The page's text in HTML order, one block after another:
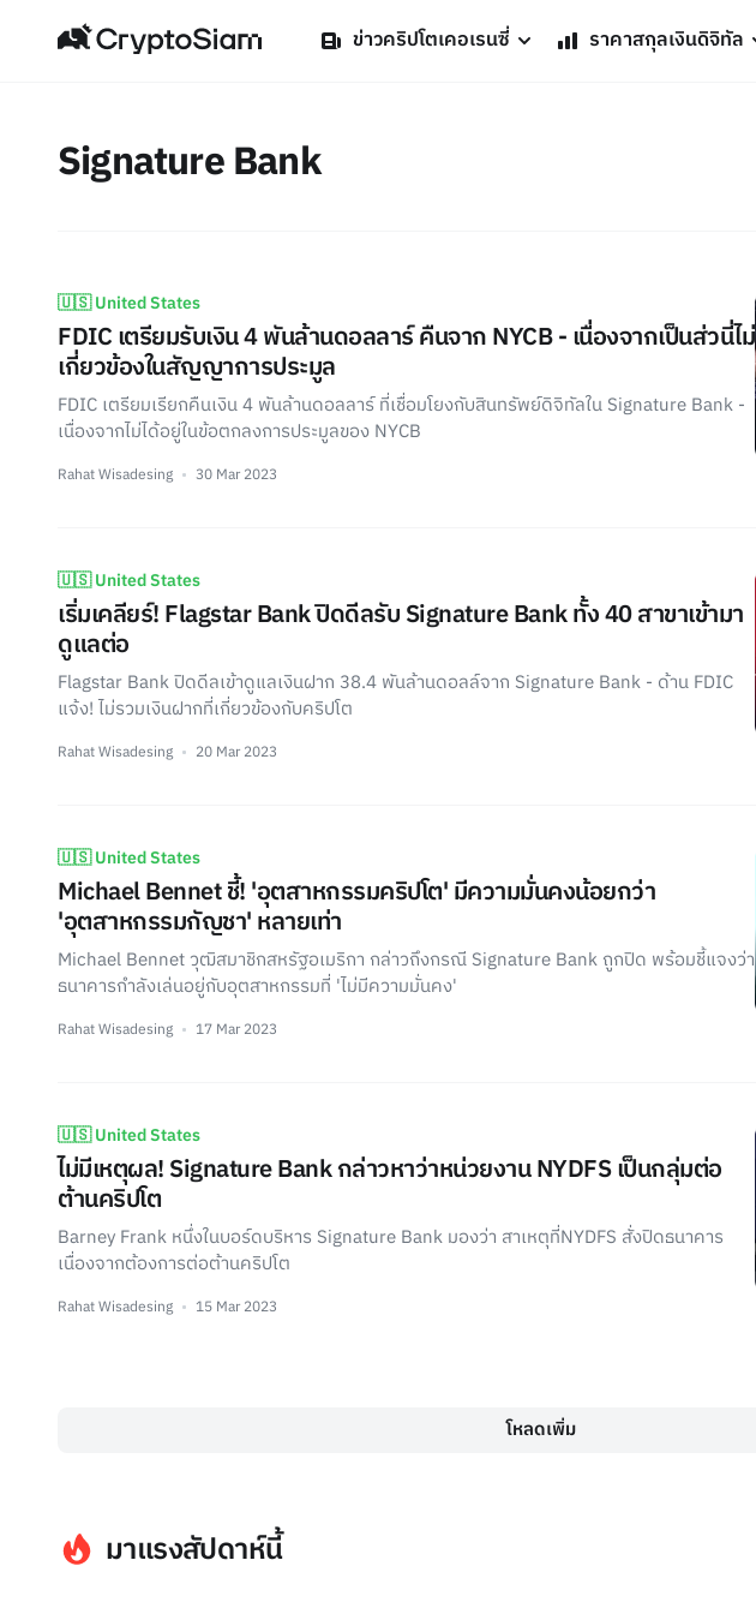
ข่าวคริปโตเคอเรนซี่ ราคาสกุลเงินดิจิทัล
Signature Bank
🇺🇸 United States
FDIC เตรียมรับเงิน 4 พันล้านดอลลาร์ คืนจาก NYCB - เนื่องจากเป็นส่วนี่ไม่
เกี่ยวข้องในสัญญาการประมูล
FDIC เตรียมเรียกคืนเงิน 4 พันล้านดอลลาร์ ที่เชื่อมโยงกับสินทรัพย์ดิจิทัลใน Signature Bank -
เนื่องจากไม่ได้อยู่ในข้อตกลงการประมูลของ NYCB
Rahat Wisadesing 30 Mar 2023
🇺🇸 United States
เริ่มเคลียร์! Flagstar Bank ปิดดีลรับ Signature Bank ทั้ง 40 สาขาเข้ามา
ดูแลต่อ
Flagstar Bank ปิดดีลเข้าดูแลเงินฝาก 38.4 พันล้านดอลล์จาก Signature Bank - ด้าน FDIC
แจ้ง! ไม่รวมเงินฝากที่เกี่ยวข้องกับคริปโต
Rahat Wisadesing 20 Mar 2023
🇺🇸 United States
Michael Bennet ชี้! 'อุตสาหกรรมคริปโต' มีความมั่นคงน้อยกว่า
'อุตสาหกรรมกัญชา' หลายเท่า
Michael Bennet วุฒิสมาชิกสหรัฐอเมริกา กล่าวถึงกรณี Signature Bank ถูกปิด พร้อมชี้แจงว่า
ธนาคารกำลังเล่นอยู่กับอุตสาหกรรมที่ 'ไม่มีความมั่นคง'
Rahat Wisadesing 17 Mar 2023
🇺🇸 United States
ไม่มีเหตุผล! Signature Bank กล่าวหาว่าหน่วยงาน NYDFS เป็นกลุ่มต่อ
ต้านคริปโต
Barney Frank หนึ่งในบอร์ดบริหาร Signature Bank มองว่า สาเหตุที่NYDFS สั่งปิดธนาคาร
เนื่องจากต้องการต่อต้านคริปโต
Rahat Wisadesing 15 Mar 2023
โหลดเพิ่ม
มาแรงสัปดาห์นี้